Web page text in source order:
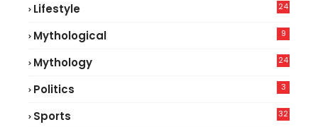
Lifestyle
24
Mythological 9
Mythology 24
Politics 3
Sports 32